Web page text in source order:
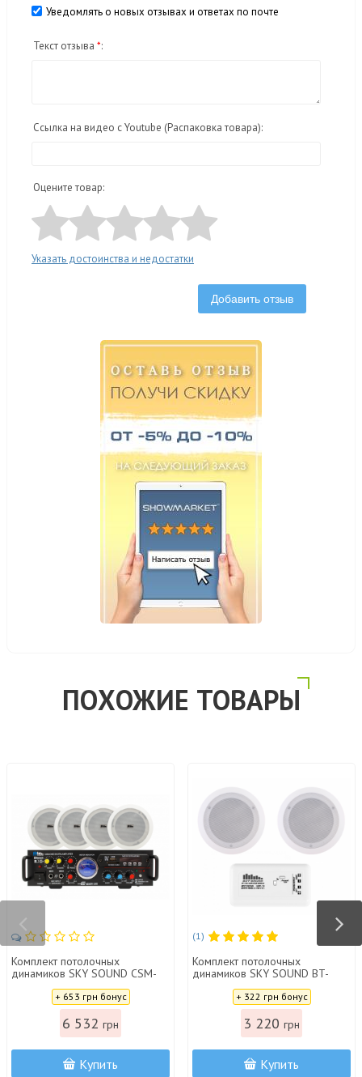
Уведомлять о новых отзывах и ответах по почте
Текст отзыва *:
Ссылка на видео с Youtube (Распаковка товара):
Оцените товар:
Указать достоинства и недостатки
Добавить отзыв
ПОХОЖИЕ ТОВАРЫ
Комплект потолочных
динамиков SKY SOUND CSM-
+ 653 грн бонус
6 532 грн
Купить
(1)
Комплект потолочных
динамиков SKY SOUND BT-
7012+bluetooth
+ 322 грн бонус
3 220 грн
Купить